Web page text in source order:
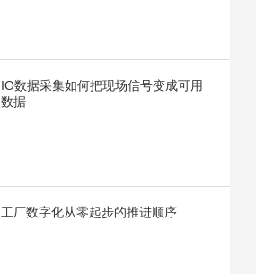
IO数据采集如何把现场信号变成可用
数据
工厂数字化从零起步的推进顺序